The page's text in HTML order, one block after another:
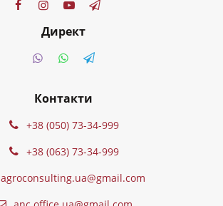
Директ
Контакти
+38 (050) 73-34-999
+38 (063) 73-34-999
agroconsulting.ua@gmail.com